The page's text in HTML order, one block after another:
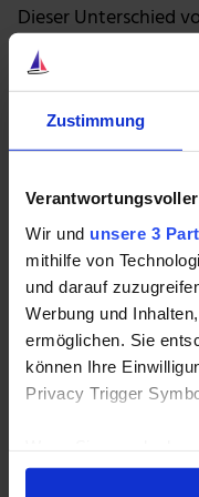
Zustimmung
Wir und unsere 3
mithilfe von
und darauf
Werbung und
ermöglichen. Sie
können Ihre
Privacy Trigger
Dieser Unterschied
Kapitalisierungsrate
potentiellen Gewinn.
verkraften, bevor
wird über
Dividende zu
Ein sicheres,
ist das, was du für
brauchst
Realty Income,
Carey sind die
dividendenstarke
Langzeitverträge